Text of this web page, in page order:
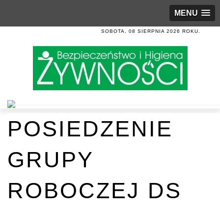
MENU
SOBOTA, 08 SIERPNIA 2026 ROKU.
POSIEDZENIE
GRUPY
ROBOCZEJ DS